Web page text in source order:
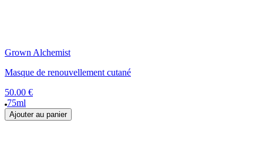
Grown Alchemist
Masque de renouvellement cutané
50.00 €
75ml
Ajouter au panier